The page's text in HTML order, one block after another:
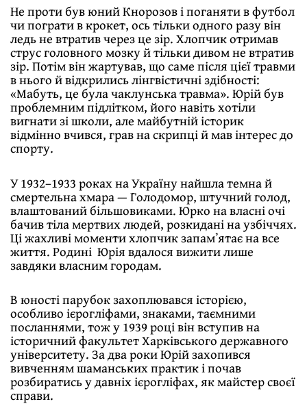
Не проти був юний Кнорозов і поганяти в футбол
чи пограти в крокет, ось тільки одного разу він
ледь не втратив через це зір. Хлопчик отримав
струс головного мозку й тільки дивом не втратив
зір. Потім він жартував, що саме після цієї травми
в нього й відкрились лінгвістичні здібності:
«Мабуть, це була чаклунська травма». Юрій був
проблемним підлітком, його навіть хотіли
вигнати зі школи, але майбутній історик
відмінно вчився, грав на скрипці й мав інтерес до
спорту.
У 1932–1933 роках на Україну найшла темна й
смертельна хмара — Голодомор, штучний голод,
влаштований більшовиками. Юрко на власні очі
бачив тіла мертвих людей, розкидані на узбіччях.
Ці жахливі моменти хлопчик запамʼятає на все
життя. Родині Юрія вдалося вижити лише
завдяки власним городам.
В юності парубок захоплювався історією,
особливо ієрогліфами, знаками, таємними
посланнями, тож у 1939 році він вступив на
історичний факультет Харківського державного
університету. За два роки Юрій захопився
вивченням шаманських практик і почав
розбиратись у давніх ієрогліфах, як майстер своєї
справи.